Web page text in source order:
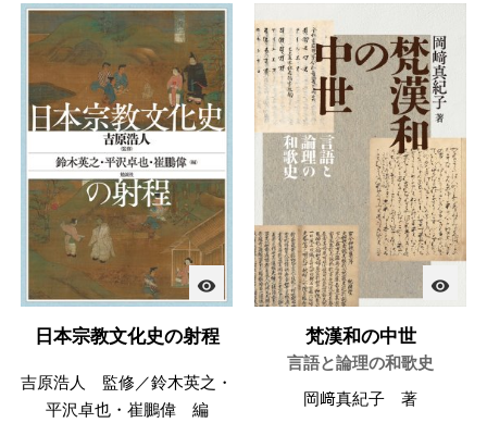
visibility
日本宗教文化史の射程
吉原浩人 監修／鈴木英之・
平沢卓也・崔鵬偉 編
visibility
梵漢和の中世
言語と論理の和歌史
岡﨑真紀子 著